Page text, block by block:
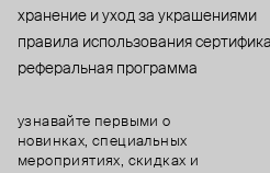
хранение и уход за украшениями
правила использования
реферальная программа
узнавайте первыми о
новинках, специальных
мероприятиях, скидках и